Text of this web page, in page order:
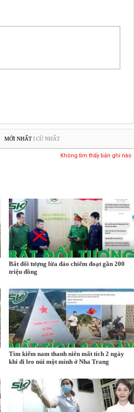
MỚI NHẤT CŨ NHẤT
Không tìm thấy bản ghi nào
Bắt đối tượng lừa đảo chiếm đoạt gần 200
triệu đồng
Tìm kiếm nam thanh niên mất tích 2 ngày
khi đi leo núi một mình ở Nha Trang